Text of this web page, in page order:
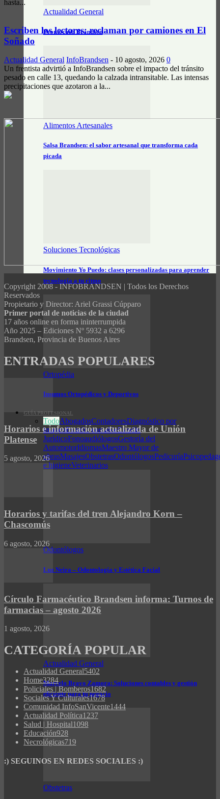
Actualidad General
Prontocash Brandsen
Alimentos Artesanales
Salsa Brandsen: el sabor artesanal que transforma cada
picada
Soluciones Tecnológicas
Movimiento Yo Puedo: clases personalizadas para aprender
tecnología a tu ritmo
Ortopédia
Insumos Ortopédicos y Deportivos
GUÍA PROFESIONAL
TodoAbogadosContadoresDiagnóstico por
imagenEstudio contableEstudio
JurídicoFonoaudiólogosGestoría del
AutomotorIdiomasMaestro Mayor de
obrasMasajesObstetrasOdontólogosPedicuría
e higieneVeterinarios
Odontólogos
Luz Neira – Odontología y Estética Facial
Actualidad General
Marcelo Bravo Zamora: Soluciones contables y gestión
eficiente para tu negocio
Obstetras
hasta...
Escriben los lectores: reclaman por camiones en El
Soñado
Actualidad General InfoBrandsen - 10 agosto, 2026 0
Un frentista advirtió a InfoBrandsen sobre el impacto del tránsito
pesado en calle 13, quedando la calzada intransitable. Las intensas
precipitaciones que azotaron a la...
Copyright 2008 - INFOBRANDSEN | Todos los Derechos
Reservados
Propietario y Director: Ariel Grassi Cúpparo
Primer portal de noticias de la ciudad
17 años online en forma ininterrumpida
Año 2025 – Ediciones Nº 5932 a 6296
Brandsen, Provincia de Buenos Aires
ENTRADAS POPULARES
Horarios e información actualizada de Unión
Platense
5 agosto, 2026
Horarios y tarifas del tren Alejandro Korn –
Chascomús
6 agosto, 2026
Círculo Farmacéutico Brandsen informa: Turnos de
farmacias – agosto 2026
1 agosto, 2026
CATEGORÍA POPULAR
Actualidad General5402
Home3284
Policiales | Bomberos1682
Sociales Y Culturales1678
Comunidad InfoSanVicente1444
Actualidad Política1237
Salud | Hospital1098
Educación928
Necrológicas719
:) SEGUINOS EN REDES SOCIALES :)